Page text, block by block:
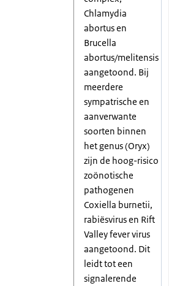
Chlamydia
abortus en
Brucella
abortus/melitensis
aangetoond. Bij
meerdere
sympatrische en
aanverwante
soorten binnen
het genus (Oryx)
zijn de hoog-risico
zoönotische
pathogenen
Coxiella burnetii,
rabiësvirus en Rift
Valley fever virus
aangetoond. Dit
leidt tot een
signalerende